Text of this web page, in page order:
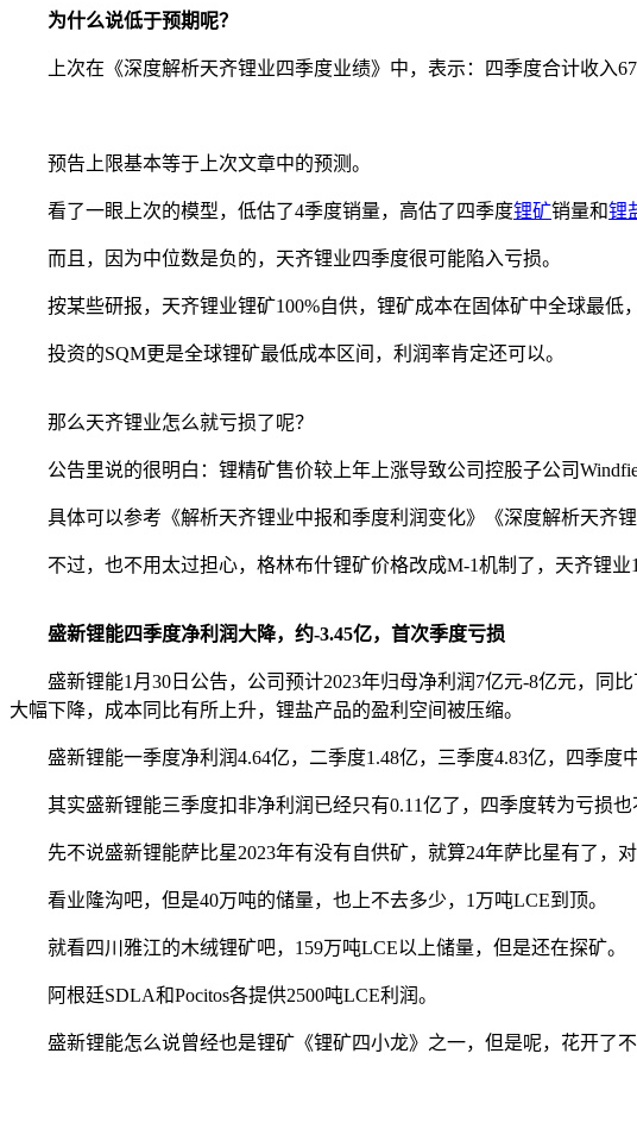
为什么说低于预期呢？
上次在《深度解析天齐锂业四季度业绩》中，表示：四季度合计收入67
预告上限基本等于上次文章中的预测。
看了一眼上次的模型，低估了4季度销量，高估了四季度锂矿销量和锂
而且，因为中位数是负的，天齐锂业四季度很可能陷入亏损。
按某些研报，天齐锂业锂矿100%自供，锂矿成本在固体矿中全球最低
投资的SQM更是全球锂矿最低成本区间，利润率肯定还可以。
那么天齐锂业怎么就亏损了呢？
公告里说的很明白：锂精矿售价较上年上涨导致公司控股子公司
具体可以参考《解析天齐锂业中报和季度利润变化》《深度解析天齐
不过，也不用太过担心，格林布什锂矿价格改成M-1机制了，天齐锂业
盛新锂能四季度净利润大降，约-3.45亿，首次季度亏损
盛新锂能1月30日公告，公司预计2023年归母净利润7亿元-8亿元，同
大幅下降，成本同比有所上升，锂盐产品的盈利空间被压缩。
盛新锂能一季度净利润4.64亿，二季度1.48亿，三季度4.83亿，四季度
其实盛新锂能三季度扣非净利润已经只有0.11亿了，四季度转为亏损也
先不说盛新锂能萨比星2023年有没有自供矿，就算24年萨比星有了，
看业隆沟吧，但是40万吨的储量，也上不去多少，1万吨LCE到顶。
就看四川雅江的木绒锂矿吧，159万吨LCE以上储量，但是还在探矿。
阿根廷SDLA和Pocitos各提供2500吨LCE利润。
盛新锂能怎么说曾经也是锂矿《锂矿四小龙》之一，但是呢，花开了